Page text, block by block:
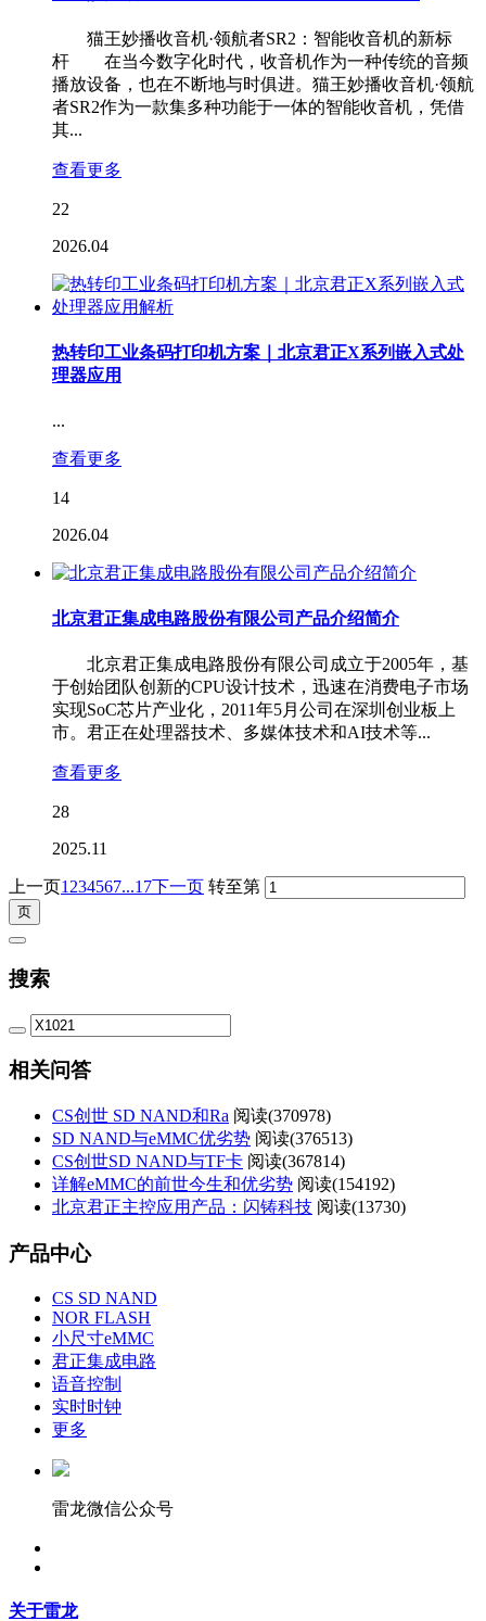
猫王妙播收音机·领航者SR2：智能收音机的新标
杆 在当今数字化时代，收音机作为一种传统的音频
播放设备，也在不断地与时俱进。猫王妙播收音机·领航
者SR2作为一款集多种功能于一体的智能收音机，凭借
其...
查看更多
22
2026.04
热转印工业条码打印机方案｜北京君正X系列嵌入式处
理器应用
...
查看更多
14
2026.04
北京君正集成电路股份有限公司产品介绍简介
北京君正集成电路股份有限公司成立于2005年，基
于创始团队创新的CPU设计技术，迅速在消费电子市场
实现SoC芯片产业化，2011年5月公司在深圳创业板上
市。君正在处理器技术、多媒体技术和AI技术等...
查看更多
28
2025.11
上一页1 234567...17下一页 转至第
搜索
相关问答
CS创世 SD NAND和Ra 阅读(370978)
SD NAND与eMMC优劣势 阅读(376513)
CS创世SD NAND与TF卡 阅读(367814)
详解eMMC的前世今生和优劣势 阅读(154192)
北京君正主控应用产品：闪铸科技 阅读(13730)
产品中心
CS SD NAND
NOR FLASH
小尺寸eMMC
君正集成电路
语音控制
实时时钟
更多
雷龙微信公众号
关于雷龙